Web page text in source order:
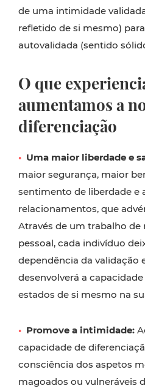
de uma intimidade
refletido de si mesmo)
autovalidada (sentido
O que
aumentamos a
diferenciação
• Uma maior liberdade e
maior segurança, maior
sentimento de liberdade e
relacionamentos, que
Através de um trabalho
pessoal, cada indivíduo
dependência da validação
desenvolverá a
estados de si mesmo na
• Promove a intimidade:
capacidade de
consciência dos aspetos
magoados ou vulneráveis